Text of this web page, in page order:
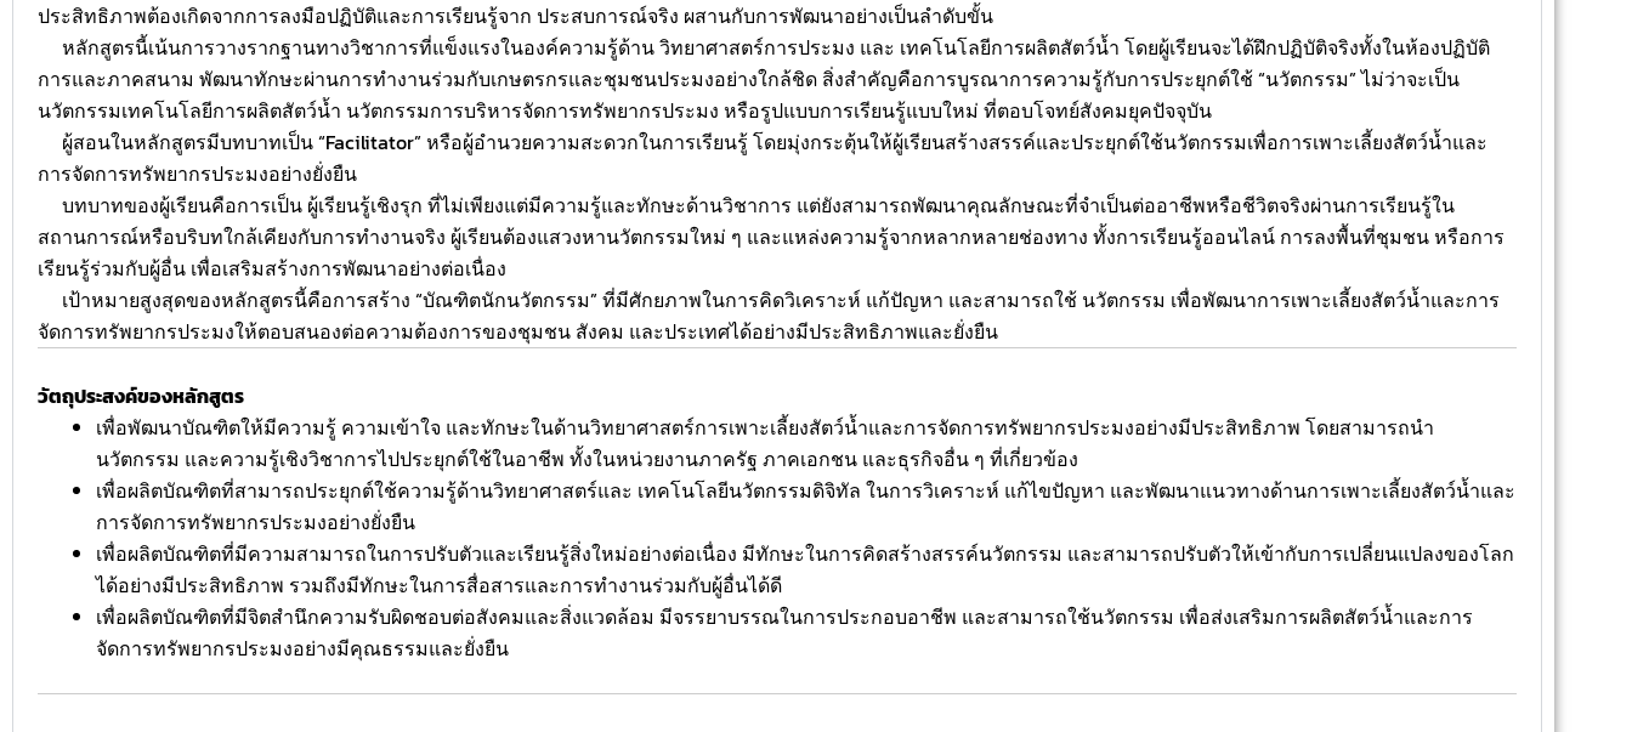
ประสิทธิภาพต้องเกิดจากการลงมือปฏิบัติและการเรียนรู้จาก ประสบการณ์จริง ผสานกับการพัฒนาอย่างเป็นลำดับขั้น
หลักสูตรนี้เน้นการวางรากฐานทางวิชาการที่แข็งแรงในองค์ความรู้ด้าน วิทยาศาสตร์การประมง และ เทคโนโลยีการผลิตสัตว์น้ำ โดยผู้เรียนจะได้ฝึกปฏิบัติจริงทั้งในห้องปฏิบัติ
การและภาคสนาม พัฒนาทักษะผ่านการทำงานร่วมกับเกษตรกรและชุมชนประมงอย่างใกล้ชิด สิ่งสำคัญคือการบูรณาการความรู้กับการประยุกต์ใช้ “นวัตกรรม” ไม่ว่าจะเป็น
นวัตกรรมเทคโนโลยีการผลิตสัตว์น้ำ นวัตกรรมการบริหารจัดการทรัพยากรประมง หรือรูปแบบการเรียนรู้แบบใหม่ ที่ตอบโจทย์สังคมยุคปัจจุบัน
ผู้สอนในหลักสูตรมีบทบาทเป็น “Facilitator” หรือผู้อำนวยความสะดวกในการเรียนรู้ โดยมุ่งกระตุ้นให้ผู้เรียนสร้างสรรค์และประยุกต์ใช้นวัตกรรมเพื่อการเพาะเลี้ยงสัตว์น้ำและ
การจัดการทรัพยากรประมงอย่างยั่งยืน
บทบาทของผู้เรียนคือการเป็น ผู้เรียนรู้เชิงรุก ที่ไม่เพียงแต่มีความรู้และทักษะด้านวิชาการ แต่ยังสามารถพัฒนาคุณลักษณะที่จำเป็นต่ออาชีพหรือชีวิตจริงผ่านการเรียนรู้ใน
สถานการณ์หรือบริบทใกล้เคียงกับการทำงานจริง ผู้เรียนต้องแสวงหานวัตกรรมใหม่ ๆ และแหล่งความรู้จากหลากหลายช่องทาง ทั้งการเรียนรู้ออนไลน์ การลงพื้นที่ชุมชน หรือการ
เรียนรู้ร่วมกับผู้อื่น เพื่อเสริมสร้างการพัฒนาอย่างต่อเนื่อง
เป้าหมายสูงสุดของหลักสูตรนี้คือการสร้าง “บัณฑิตนักนวัตกรรม” ที่มีศักยภาพในการคิดวิเคราะห์ แก้ปัญหา และสามารถใช้ นวัตกรรม เพื่อพัฒนาการเพาะเลี้ยงสัตว์น้ำและการ
จัดการทรัพยากรประมงให้ตอบสนองต่อความต้องการของชุมชน สังคม และประเทศได้อย่างมีประสิทธิภาพและยั่งยืน
วัตถุประสงค์ของหลักสูตร
เพื่อพัฒนาบัณฑิตให้มีความรู้ ความเข้าใจ และทักษะในด้านวิทยาศาสตร์การเพาะเลี้ยงสัตว์น้ำและการจัดการทรัพยากรประมงอย่างมีประสิทธิภาพ โดยสามารถนำ
นวัตกรรม และความรู้เชิงวิชาการไปประยุกต์ใช้ในอาชีพ ทั้งในหน่วยงานภาครัฐ ภาคเอกชน และธุรกิจอื่น ๆ ที่เกี่ยวข้อง
เพื่อผลิตบัณฑิตที่สามารถประยุกต์ใช้ความรู้ด้านวิทยาศาสตร์และ เทคโนโลยีนวัตกรรมดิจิทัล ในการวิเคราะห์ แก้ไขปัญหา และพัฒนาแนวทางด้านการเพาะเลี้ยงสัตว์น้ำและ
การจัดการทรัพยากรประมงอย่างยั่งยืน
เพื่อผลิตบัณฑิตที่มีความสามารถในการปรับตัวและเรียนรู้สิ่งใหม่อย่างต่อเนื่อง มีทักษะในการคิดสร้างสรรค์นวัตกรรม และสามารถปรับตัวให้เข้ากับการเปลี่ยนแปลงของโลก
ได้อย่างมีประสิทธิภาพ รวมถึงมีทักษะในการสื่อสารและการทำงานร่วมกับผู้อื่นได้ดี
เพื่อผลิตบัณฑิตที่มีจิตสำนึกความรับผิดชอบต่อสังคมและสิ่งแวดล้อม มีจรรยาบรรณในการประกอบอาชีพ และสามารถใช้นวัตกรรม เพื่อส่งเสริมการผลิตสัตว์น้ำและการ
จัดการทรัพยากรประมงอย่างมีคุณธรรมและยั่งยืน